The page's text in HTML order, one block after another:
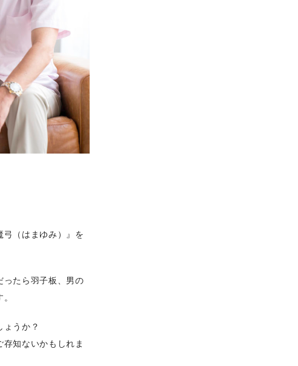
弓（はまゆみ）』を
ったら羽子板、男の
ょうか？
知ないかもしれま